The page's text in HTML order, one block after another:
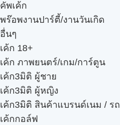
คัพเค้ก
พร๊อพงานปาร์ตี้/งานวันเกิด
อื่นๆ
เค้ก 18+
เค้ก ภาพยนตร์/เกม/การ์ตูน
เค้ก3มิติ ผู้ชาย
เค้ก3มิติ ผู้หญิง
เค้ก3มิติ สินค้าแบรนด์เนม / รถ
เค้กกอล์ฟ